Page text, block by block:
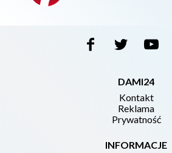
DAMI24
Kontakt
Reklama
Prywatność
INFORMACJE